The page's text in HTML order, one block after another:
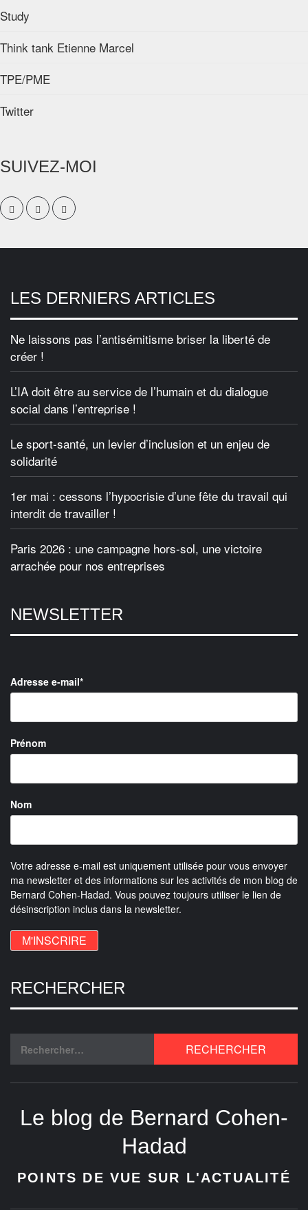
Study
Think tank Etienne Marcel
TPE/PME
Twitter
SUIVEZ-MOI
LES DERNIERS ARTICLES
Ne laissons pas l’antisémitisme briser la liberté de
créer !
L’IA doit être au service de l’humain et du dialogue
social dans l’entreprise !
Le sport-santé, un levier d’inclusion et un enjeu de
solidarité
1er mai : cessons l’hypocrisie d’une fête du travail qui
interdit de travailler !
Paris 2026 : une campagne hors-sol, une victoire
arrachée pour nos entreprises
NEWSLETTER
Adresse e-mail*
Prénom
Nom
Votre adresse e-mail est uniquement utilisée pour vous envoyer
ma newsletter et des informations sur les activités de mon blog de
Bernard Cohen-Hadad. Vous pouvez toujours utiliser le lien de
désinscription inclus dans la newsletter.
RECHERCHER
Le blog de Bernard Cohen-
Hadad
POINTS DE VUE SUR L'ACTUALITÉ